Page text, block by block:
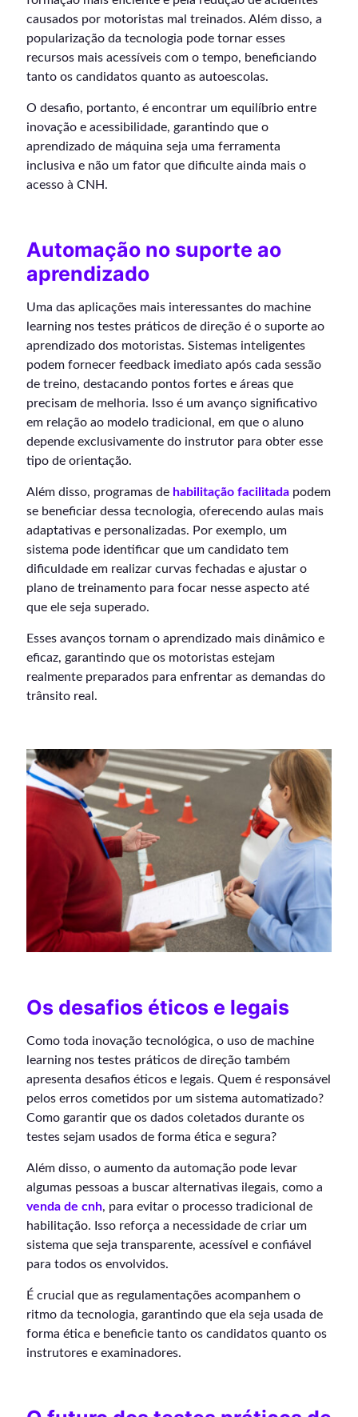
causados por motoristas mal treinados. Além disso, a
popularização da tecnologia pode tornar esses
recursos mais acessíveis com o tempo, beneficiando
tanto os candidatos quanto as autoescolas.
O desafio, portanto, é encontrar um equilíbrio entre
inovação e acessibilidade, garantindo que o
aprendizado de máquina seja uma ferramenta
inclusiva e não um fator que dificulte ainda mais o
acesso à CNH.
Automação no suporte ao
aprendizado
Uma das aplicações mais interessantes do machine
learning nos testes práticos de direção é o suporte ao
aprendizado dos motoristas. Sistemas inteligentes
podem fornecer feedback imediato após cada sessão
de treino, destacando pontos fortes e áreas que
precisam de melhoria. Isso é um avanço significativo
em relação ao modelo tradicional, em que o aluno
depende exclusivamente do instrutor para obter esse
tipo de orientação.
Além disso, programas de habilitação facilitada podem
se beneficiar dessa tecnologia, oferecendo aulas mais
adaptativas e personalizadas. Por exemplo, um
sistema pode identificar que um candidato tem
dificuldade em realizar curvas fechadas e ajustar o
plano de treinamento para focar nesse aspecto até
que ele seja superado.
Esses avanços tornam o aprendizado mais dinâmico e
eficaz, garantindo que os motoristas estejam
realmente preparados para enfrentar as demandas do
trânsito real.
Os desafios éticos e legais
Como toda inovação tecnológica, o uso de machine
learning nos testes práticos de direção também
apresenta desafios éticos e legais. Quem é responsável
pelos erros cometidos por um sistema automatizado?
Como garantir que os dados coletados durante os
testes sejam usados de forma ética e segura?
Além disso, o aumento da automação pode levar
algumas pessoas a buscar alternativas ilegais, como a
venda de cnh, para evitar o processo tradicional de
habilitação. Isso reforça a necessidade de criar um
sistema que seja transparente, acessível e confiável
para todos os envolvidos.
É crucial que as regulamentações acompanhem o
ritmo da tecnologia, garantindo que ela seja usada de
forma ética e beneficie tanto os candidatos quanto os
instrutores e examinadores.